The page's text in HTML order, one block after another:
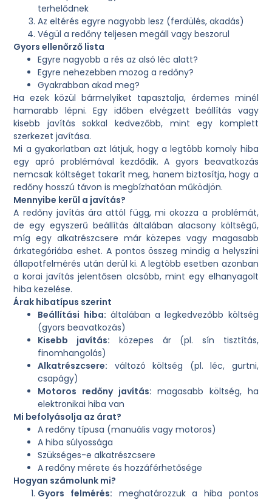
terhelődnek
Az eltérés egyre nagyobb lesz (ferdülés, akadás)
Végül a redőny teljesen megáll vagy beszorul
Gyors ellenőrző lista
Egyre nagyobb a rés az alsó léc alatt?
Egyre nehezebben mozog a redőny?
Gyakrabban akad meg?
Ha ezek közül bármelyiket tapasztalja, érdemes minél
hamarabb lépni. Egy időben elvégzett beállítás vagy
kisebb javítás sokkal kedvezőbb, mint egy komplett
szerkezet javítása.
Mi a gyakorlatban azt látjuk, hogy a legtöbb komoly hiba
egy apró problémával kezdődik. A gyors beavatkozás
nemcsak költséget takarít meg, hanem biztosítja, hogy a
redőny hosszú távon is megbízhatóan működjön.
Mennyibe kerül a javítás?
A redőny javítás ára attól függ, mi okozza a problémát,
de egy egyszerű beállítás általában alacsony költségű,
míg egy alkatrészcsere már közepes vagy magasabb
árkategóriába eshet. A pontos összeg mindig a helyszíni
állapotfelmérés után derül ki. A legtöbb esetben azonban
a korai javítás jelentősen olcsóbb, mint egy elhanyagolt
hiba kezelése.
Árak hibatípus szerint
Beállítási hiba: általában a legkedvezőbb költség
(gyors beavatkozás)
Kisebb javítás: közepes ár (pl. sín tisztítás,
finomhangolás)
Alkatrészcsere: változó költség (pl. léc, gurtni,
csapágy)
Motoros redőny javítás: magasabb költség, ha
elektronikai hiba van
Mi befolyásolja az árat?
A redőny típusa (manuális vagy motoros)
A hiba súlyossága
Szükséges-e alkatrészcsere
A redőny mérete és hozzáférhetősége
Hogyan számolunk mi?
Gyors felmérés: meghatározzuk a hiba pontos